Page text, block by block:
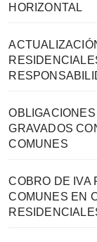
HORIZONTAL
GRAVADOS
COMUNES
COBRO DE IVA
COMUNES EN